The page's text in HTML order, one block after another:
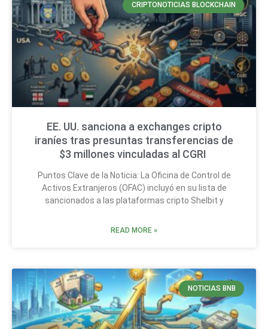
CRIPTONOTICIAS BLOCKCHAIN
EE. UU. sanciona a exchanges cripto
iraníes tras presuntas transferencias de
$3 millones vinculadas al CGRI
Puntos Clave de la Noticia: La Oficina de Control de
Activos Extranjeros (OFAC) incluyó en su lista de
sancionados a las plataformas cripto Shelbit y
READ MORE »
NOTICIAS BNB